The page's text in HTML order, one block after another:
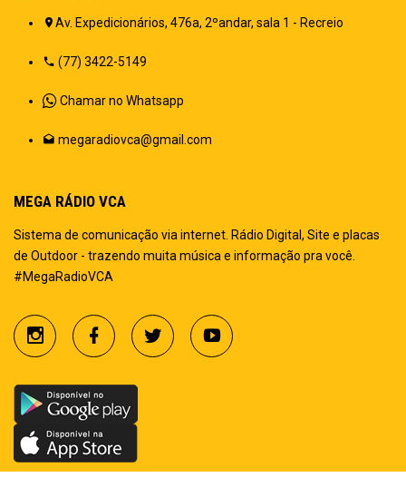
Av. Expedicionários, 476a, 2ºandar, sala 1 - Recreio
(77) 3422-5149
Chamar no Whatsapp
megaradiovca@gmail.com
MEGA RÁDIO VCA
Sistema de comunicação via internet. Rádio Digital, Site e placas
de Outdoor - trazendo muita música e informação pra você.
#MegaRadioVCA